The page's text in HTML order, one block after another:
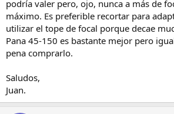
podría valer pero, ojo, nunca a más de
máximo. Es preferible recortar para
utilizar el tope de focal porque decae
Pana 45-150 es bastante mejor pero
pena comprarlo.
Saludos,
Juan.